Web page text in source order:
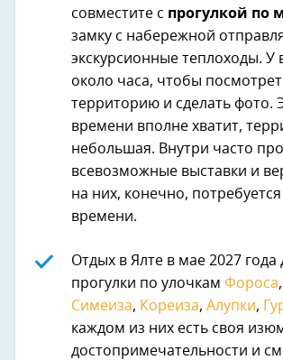
совместите с прогулкой по
замку с набережной
экскурсионные теплоходы. У
около часа, чтобы
территорию и сделать фото.
времени вполне хватит,
небольшая. Внутри часто
всевозможные выставки и
на них, конечно,
времени.
Отдых в Ялте в мае 2027 года
прогулки по улочкам Фороса
Симеиза, Кореиза, Алупки,
каждом из них есть своя
достопримечательности и